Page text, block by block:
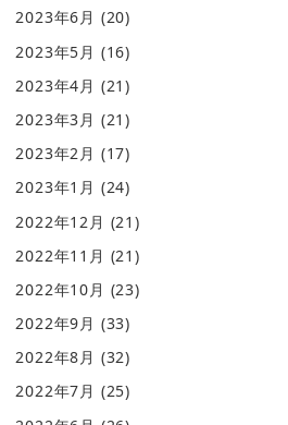
2023年6月 (20)
2023年5月 (16)
2023年4月 (21)
2023年3月 (21)
2023年2月 (17)
2023年1月 (24)
2022年12月 (21)
2022年11月 (21)
2022年10月 (23)
2022年9月 (33)
2022年8月 (32)
2022年7月 (25)